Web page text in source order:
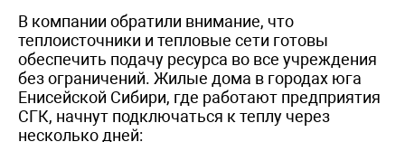
В компании обратили внимание, что
теплоисточники и тепловые сети готовы
обеспечить подачу ресурса во все учреждения
без ограничений. Жилые дома в городах юга
Енисейской Сибири, где работают предприятия
СГК, начнут подключаться к теплу через
несколько дней: